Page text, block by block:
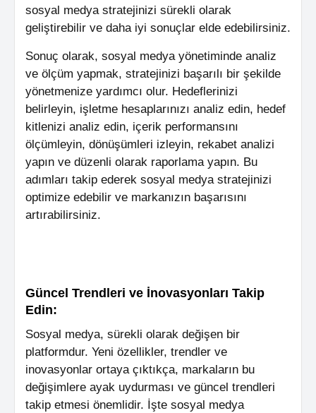
sosyal medya stratejinizi sürekli olarak
geliştirebilir ve daha iyi sonuçlar elde edebilirsiniz.
Sonuç olarak, sosyal medya yönetiminde analiz
ve ölçüm yapmak, stratejinizi başarılı bir şekilde
yönetmenize yardımcı olur. Hedeflerinizi
belirleyin, işletme hesaplarınızı analiz edin, hedef
kitlenizi analiz edin, içerik performansını
ölçümleyin, dönüşümleri izleyin, rekabet analizi
yapın ve düzenli olarak raporlama yapın. Bu
adımları takip ederek sosyal medya stratejinizi
optimize edebilir ve markanızın başarısını
artırabilirsiniz.
Güncel Trendleri ve İnovasyonları Takip
Edin:
Sosyal medya, sürekli olarak değişen bir
platformdur. Yeni özellikler, trendler ve
inovasyonlar ortaya çıktıkça, markaların bu
değişimlere ayak uydurması ve güncel trendleri
takip etmesi önemlidir. İşte sosyal medya